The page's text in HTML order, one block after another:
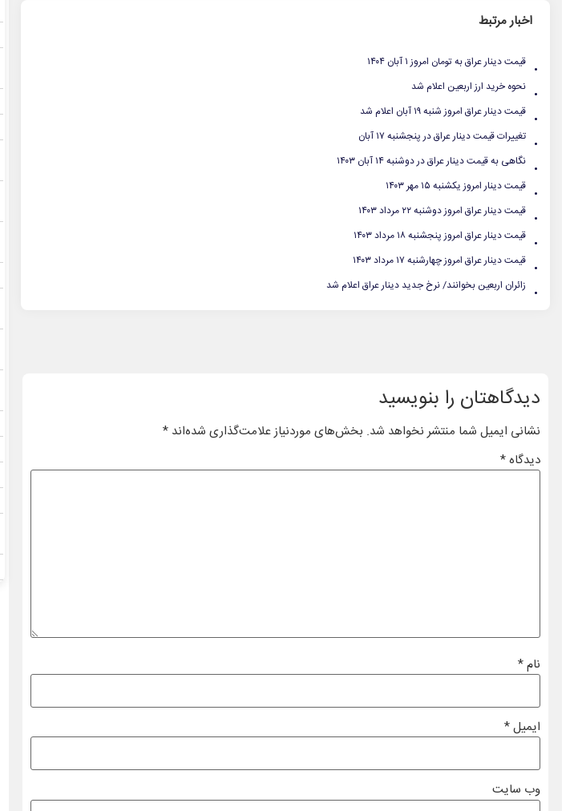
اخبار مرتبط
. قیمت دینار عراق به تومان امروز ۱ آبان ۱۴۰۴
. نحوه خرید ارز اربعین اعلام شد
. قیمت دینار عراق امروز شنبه ۱۹ آبان اعلام شد
. تغییرات قیمت دینار عراق در پنجشنبه ۱۷ آبان
. نگاهی به قیمت دینار عراق در دوشنبه ۱۴ آبان ۱۴۰۳
. قیمت دینار امروز یکشنبه ۱۵ مهر ۱۴۰۳
. قیمت دینار عراق امروز دوشنبه ۲۲ مرداد ۱۴۰۳
. قیمت دینار عراق امروز پنجشنبه ۱۸ مرداد ۱۴۰۳
. قیمت دینار عراق امروز چهارشنبه ۱۷ مرداد ۱۴۰۳
. زائران اربعین بخوانند/ نرخ جدید دینار عراق اعلام شد
دیدگاهتان را بنویسید
نشانی ایمیل شما منتشر نخواهد شد. بخش‌های موردنیاز علامت‌گذاری شده‌اند*
دیدگاه*
نام*
ایمیل*
وب‌ سایت